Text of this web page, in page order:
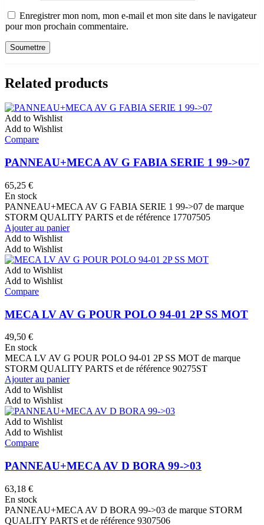
Enregistrer mon nom, mon e-mail et mon site dans le navigateur
pour mon prochain commentaire.
Related products
Add to Wishlist
Add to Wishlist
Compare
PANNEAU+MECA AV G FABIA SERIE 1 99->07
65,25 €
En stock
PANNEAU+MECA AV G FABIA SERIE 1 99->07 de marque
STORM QUALITY PARTS et de référence 17707505
Ajouter au panier
Add to Wishlist
Add to Wishlist
Add to Wishlist
Add to Wishlist
Compare
MECA LV AV G POUR POLO 94-01 2P SS MOT
49,50 €
En stock
MECA LV AV G POUR POLO 94-01 2P SS MOT de marque
STORM QUALITY PARTS et de référence 90275ST
Ajouter au panier
Add to Wishlist
Add to Wishlist
Add to Wishlist
Add to Wishlist
Compare
PANNEAU+MECA AV D BORA 99->03
63,18 €
En stock
PANNEAU+MECA AV D BORA 99->03 de marque STORM
QUALITY PARTS et de référence 9307506